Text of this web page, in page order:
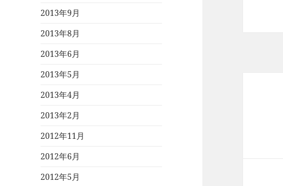
2013年9月
2013年8月
2013年6月
2013年5月
2013年4月
2013年2月
2012年11月
2012年6月
2012年5月